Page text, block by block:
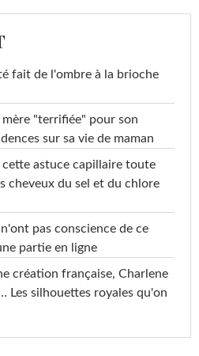
fait de l'ombre à la brioche
"terrifiée" pour son
sur sa vie de maman
cette astuce capillaire toute
cheveux du sel et du chlore
pas conscience de ce
partie en ligne
création française, Charlene
Les silhouettes royales qu'on